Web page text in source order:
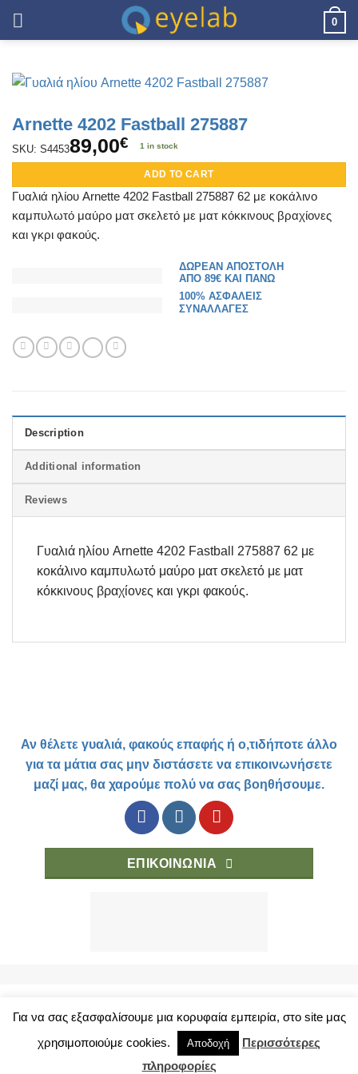
0
Arnette 4202 Fastball 275887
SKU: S445389,00€ 1 in stock
ADD TO CART
Γυαλιά ηλίου Arnette 4202 Fastball 275887 62 με κοκάλινο
καμπυλωτό μαύρο ματ σκελετό με ματ κόκκινους βραχίονες
και γκρι φακούς.
ΔΩΡΕΑΝ ΑΠΟΣΤΟΛΗ
ΑΠΟ 89€ ΚΑΙ ΠΑΝΩ
100% ΑΣΦΑΛΕΙΣ
ΣΥΝΑΛΛΑΓΕΣ
Description
Additional information
Reviews
Γυαλιά ηλίου Arnette 4202 Fastball 275887 62 με
κοκάλινο καμπυλωτό μαύρο ματ σκελετό με ματ
κόκκινους βραχίονες και γκρι φακούς.
Αν θέλετε γυαλιά, φακούς επαφής ή ο,τιδήποτε άλλο
για τα μάτια σας μην διστάσετε να επικοινωνήσετε
μαζί μας, θα χαρούμε πολύ να σας βοηθήσουμε.
ΕΠΙΚΟΙΝΩΝΙΑ
ΚΑΤΑΣΤΗΜΑ
ΟΡΟΙ ΧΡΗΣΗΣ
ΠΡΟΣΩΠΙΚΑ ΔΕΔΟΜΕΝΑ
Copyright 2018 © eyelab.gr
Για να σας εξασφαλίσουμε μια κορυφαία εμπειρία, στο site μας
χρησιμοποιούμε cookies.
Αποδοχή
Περισσότερες
πληροφορίες